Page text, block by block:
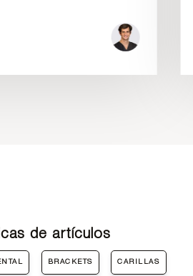
de artículos
BRACKETS CARILLAS